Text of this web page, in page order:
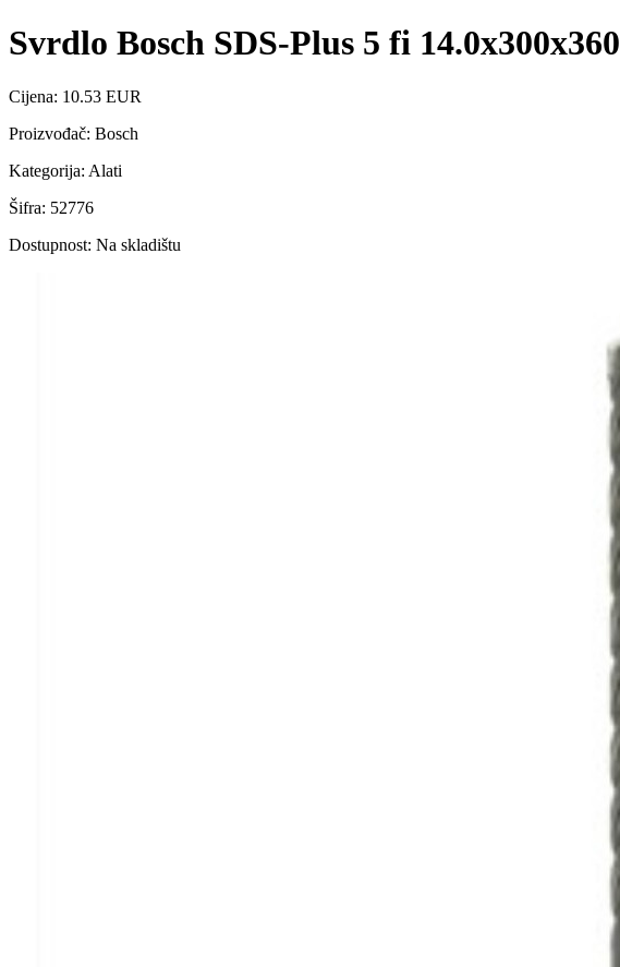
Svrdlo Bosch SDS-Plus 5 fi 14.0x300x360
Cijena: 10.53 EUR
Proizvođač: Bosch
Kategorija: Alati
Šifra: 52776
Dostupnost: Na skladištu